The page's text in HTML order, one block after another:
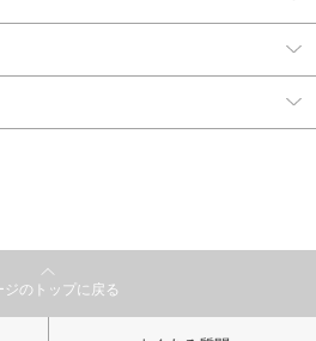
ジのトップに戻る